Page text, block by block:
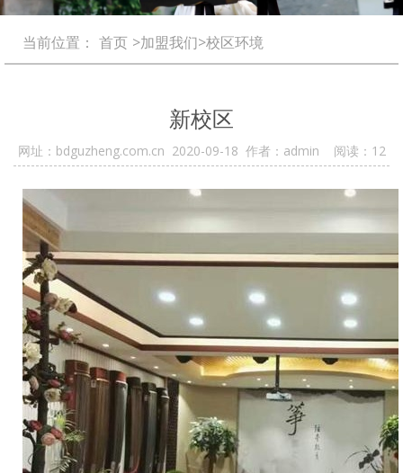
当前位置： 首页 >加盟我们>校区环境
新校区
网址：bdguzheng.com.cn 2020-09-18 作者：admin 阅读： 12